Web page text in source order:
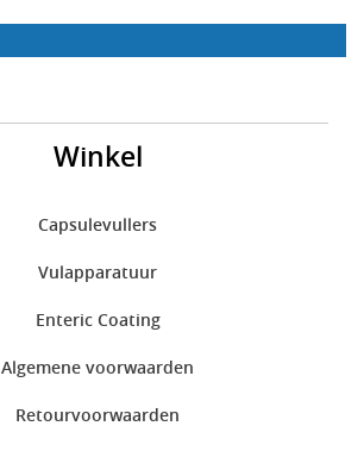
Winkel
Capsulevullers
Vulapparatuur
Enteric Coating
Algemene voorwaarden
Retourvoorwaarden